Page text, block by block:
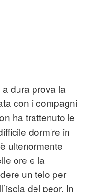
dura prova la
con i compagni
ha trattenuto le
dormire in
ulteriormente
ore e la
un telo per
del peor. In